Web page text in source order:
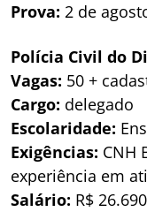
Prova: 2 de
Polícia Civil do
Vagas: 50 +
Cargo: delegado
Escolaridade:
Exigências: CNH
experiência em
Salário: R$